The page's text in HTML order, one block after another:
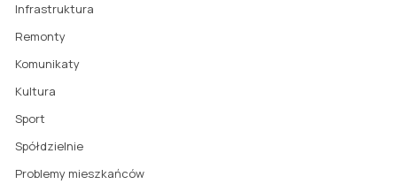
Infrastruktura
Remonty
Komunikaty
Kultura
Sport
Spółdzielnie
Problemy mieszkańców